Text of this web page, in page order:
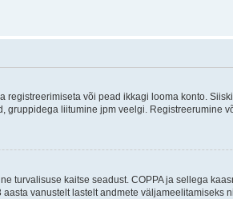
või pead ikkagi looma konto.
liitumine jpm veelgi. Registreerumine
turvalisuse kaitse seadust. COPPA ja sellega
vanustelt lastelt andmete